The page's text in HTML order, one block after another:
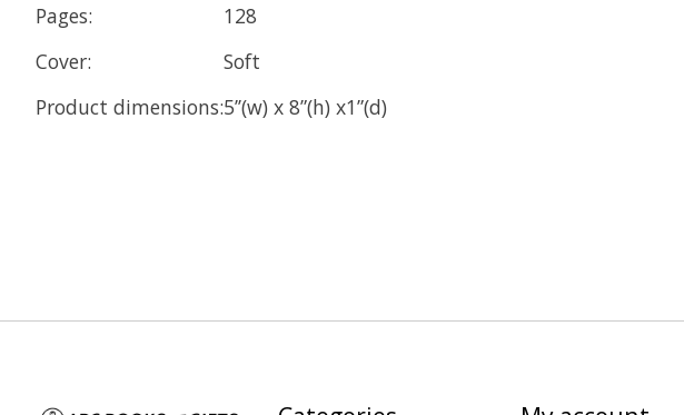
Pages:
128
Cover:
Soft
Product dimensions:5’’(w) x 8”(h) x1”(d)